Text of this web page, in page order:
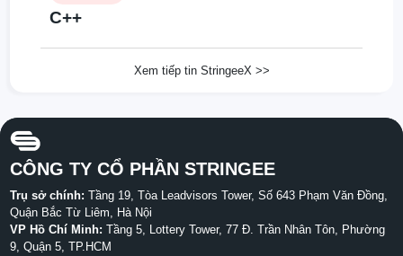
C++
Xem tiếp tin StringeeX >>
CÔNG TY CỔ PHẦN STRINGEE
Trụ sở chính: Tầng 19, Tòa Leadvisors Tower, Số 643 Phạm Văn Đồng,
Quận Bắc Từ Liêm, Hà Nội
VP Hồ Chí Minh: Tầng 5, Lottery Tower, 77 Đ. Trần Nhân Tôn, Phường
9, Quận 5, TP.HCM